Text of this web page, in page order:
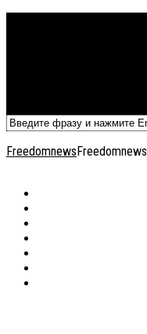
FreedomnewsFreedomnews